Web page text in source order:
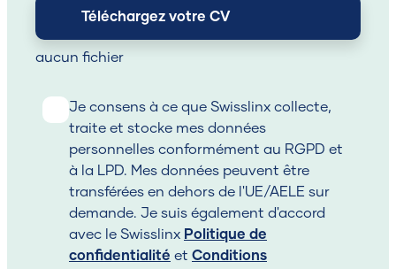
Téléchargez votre CV
aucun fichier
Je consens à ce que Swisslinx collecte,
traite et stocke mes données
personnelles conformément au RGPD et
à la LPD. Mes données peuvent être
transférées en dehors de l'UE/AELE sur
demande. Je suis également d'accord
avec le Swisslinx Politique de
confidentialité et Conditions